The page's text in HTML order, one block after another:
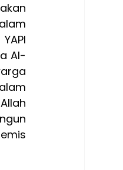
Al-